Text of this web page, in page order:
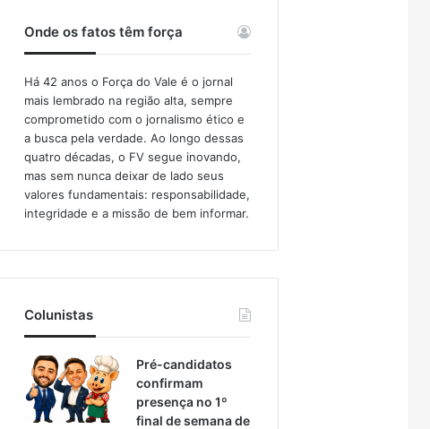
Onde os fatos têm força
Há 42 anos o Força do Vale é o jornal
mais lembrado na região alta, sempre
comprometido com o jornalismo ético e
a busca pela verdade. Ao longo dessas
quatro décadas, o FV segue inovando,
mas sem nunca deixar de lado seus
valores fundamentais: responsabilidade,
integridade e a missão de bem informar.​
Colunistas
Pré-candidatos
confirmam
presença no 1º
final de semana de